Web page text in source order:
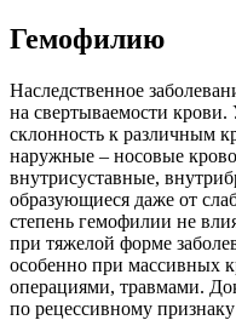
Гемофилию
Наследственное
на свертываемости крови.
склонность к различным
наружные – носовые
внутрисуставные,
образующиеся даже от
степень гемофилии не
при тяжелой форме
особенно при массивных
операциями, травмами.
по рецессивному